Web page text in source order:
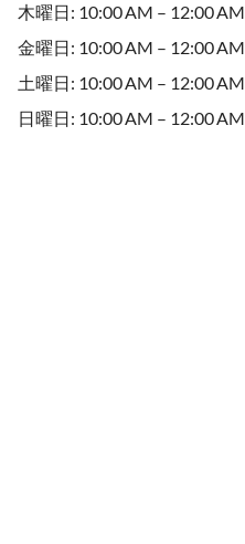
木曜日: 10:00 AM – 12:00 AM
金曜日: 10:00 AM – 12:00 AM
土曜日: 10:00 AM – 12:00 AM
日曜日: 10:00 AM – 12:00 AM